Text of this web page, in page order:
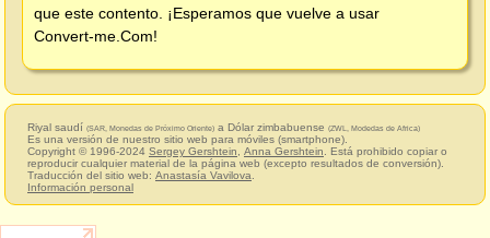
que este contento. ¡Esperamos que vuelve a usar
Convert-me.Com!
Riyal saudí (SAR, Monedas de Próximo Oriente) a Dólar zimbabuense (ZWL, Modedas de Africa)
Es una versión de nuestro sitio web para móviles (smartphone).
Copyright © 1996-2024 Sergey Gershtein Anna Gershtein . Está prohibido copiar o
reproducir cualquier material de la página web (excepto resultados de conversión).
Traducción del sitio web: Anastasía Vavilova
Información personal